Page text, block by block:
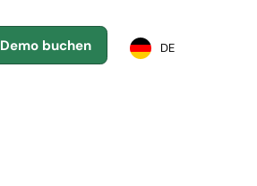
Demo buchen DE